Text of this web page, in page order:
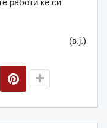
работи ќе си
(в.ј.)